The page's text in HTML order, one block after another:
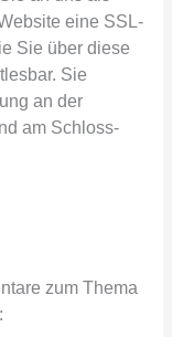
eine SSL-
Sie über diese
Sie
an der
am Schloss-
zum Thema